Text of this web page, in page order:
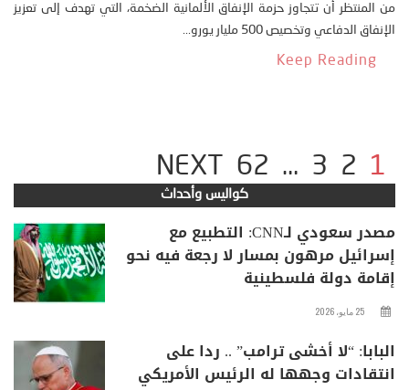
من المنتظر أن تتجاوز حزمة الإنفاق الألمانية الضخمة، التي تهدف إلى تعزيز
الإنفاق الدفاعي وتخصيص 500 مليار يورو...
Keep Reading
1
2
3
…
62
NEXT
كواليس وأحداث
مصدر سعودي لـCNN: التطبيع مع
إسرائيل مرهون بمسار لا رجعة فيه نحو
إقامة دولة فلسطينية
25 مايو، 2026
البابا: “لا أخشى ترامب” .. ردا على
انتقادات وجهها له الرئيس الأمريكي